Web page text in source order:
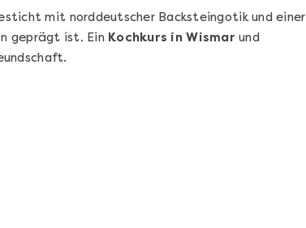
mit norddeutscher Backsteingotik und einer
geprägt ist. Ein Kochkurs in Wismar und